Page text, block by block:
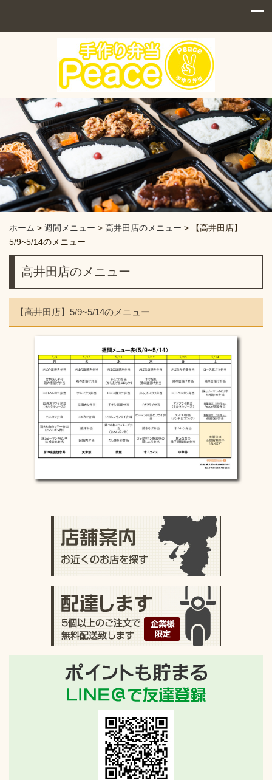
ホーム > 週間メニュー > 高井田店のメニュー >
【高井田店】
5/9~5/14のメニュー
高井田店のメニュー
【高井田店】5/9~5/14のメニュー